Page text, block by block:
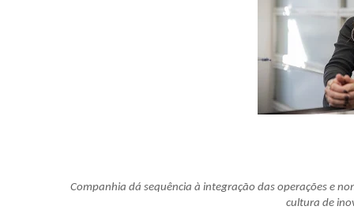
Companhia dá sequência à integração das operações e
cultura de